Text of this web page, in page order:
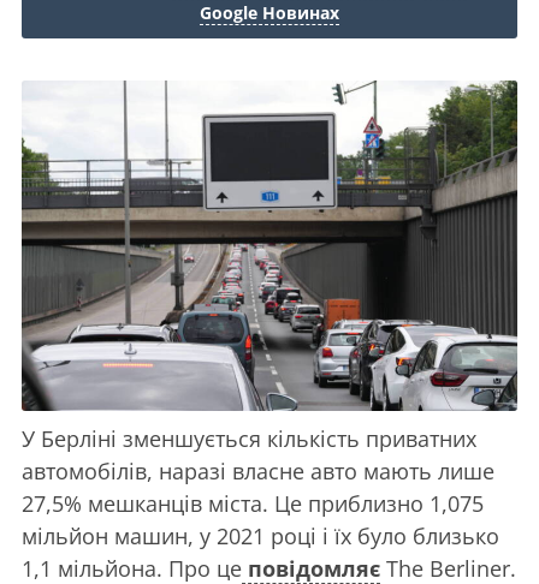
Google Новинах
У Берліні зменшується кількість приватних
автомобілів, наразі власне авто мають лише
27,5% мешканців міста. Це приблизно 1,075
мільйон машин, у 2021 році і їх було близько
1,1 мільйона. Про це повідомляє The Berliner.